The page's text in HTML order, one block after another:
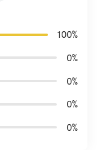
100%
0%
0%
0%
0%